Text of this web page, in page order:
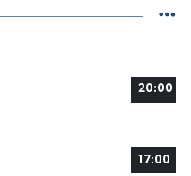
20:00
17:00